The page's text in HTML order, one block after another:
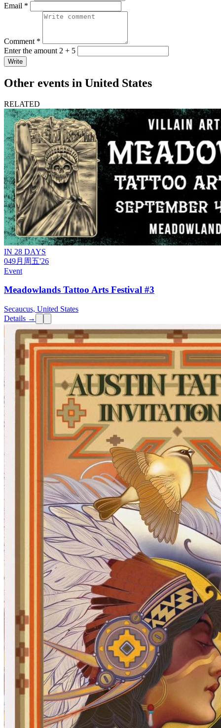
Email *
Comment *
Enter the amount 2 + 5
Write
Other events in United States
RELATED
IN 28 DAYS
049月 周五'26
Event
Meadowlands Tattoo Arts Festival #3
Secaucus, United States
Details →